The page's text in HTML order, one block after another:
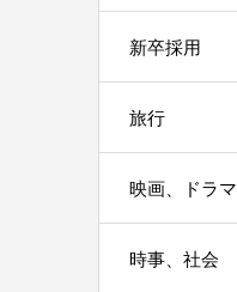
新卒採用
旅行
映画、ドラマ
時事、社会